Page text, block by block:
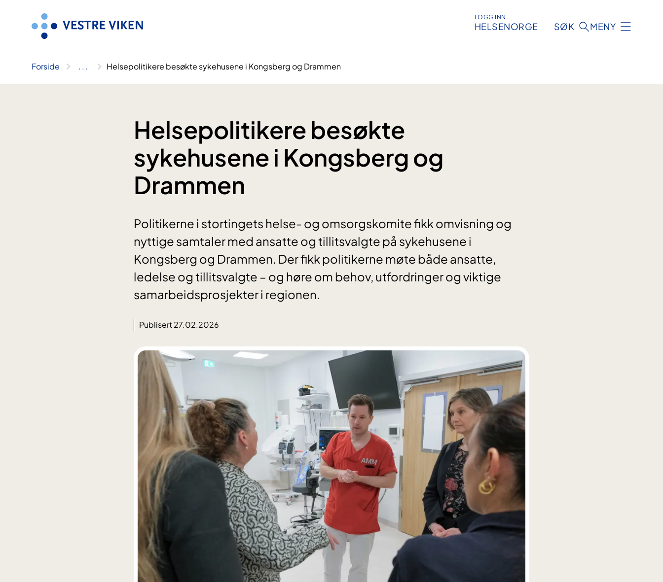
LOGG INN
HELSENORGE SØK MENY
Forside .. . Helsepolitikere besøkte sykehusene i Kongsberg og Drammen
Helsepolitikere besøkte
sykehusene i Kongsberg og
Drammen
Politikerne i stortingets helse- og omsorgskomite fikk omvisning og
nyttige samtaler med ansatte og tillitsvalgte på sykehusene i
Kongsberg og Drammen. Der fikk politikerne møte både ansatte,
ledelse og tillitsvalgte – og høre om behov, utfordringer og viktige
samarbeidsprosjekter i regionen.
Publisert 27.02.2026